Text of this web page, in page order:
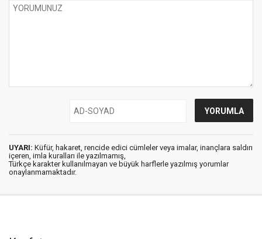
UYARI: Küfür, hakaret, rencide edici cümleler veya imalar, inançlara saldırı
içeren, imla kuralları ile yazılmamış,
Türkçe karakter kullanılmayan ve büyük harflerle yazılmış yorumlar
onaylanmamaktadır.